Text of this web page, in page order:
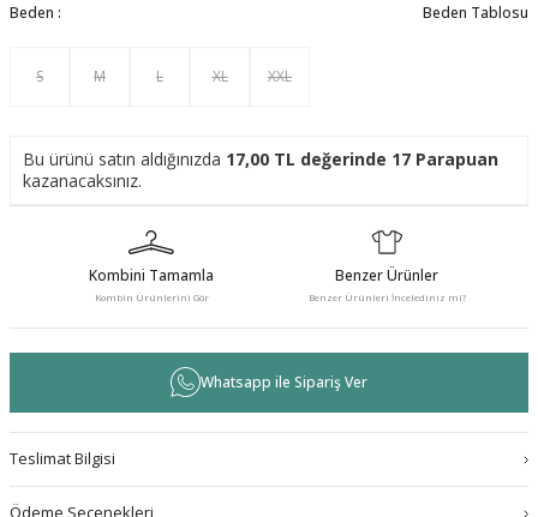
Beden : Beden Tablosu
S M L XL XXL
Bu ürünü satın aldığınızda 17,00 TL değerinde 17 Parapuan
kazanacaksınız.
Kombini Tamamla
Kombin Ürünlerini Gör
Benzer Ürünler
Benzer Ürünleri İncelediniz mi?
Whatsapp ile Sipariş Ver
Teslimat Bilgisi
Ödeme Seçenekleri